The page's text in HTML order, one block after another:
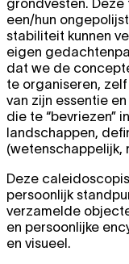
grondvesten.
een/hun
stabiliteit kunnen
eigen
dat we de
te organiseren,
van zijn essentie
die te “bevriezen”
landschappen,
(wetenschappelijk,
Deze
persoonlijk
verzamelde
en persoonlijke
en visueel.